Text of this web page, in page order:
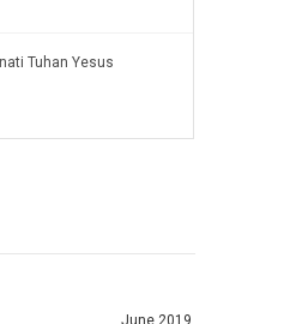
Tuhan Yesus
June 2019